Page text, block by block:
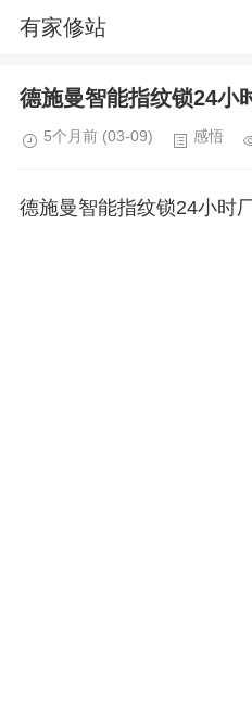
有家修站
德施曼智能指纹锁24小
5个月前 (03-09) 感悟
德施曼智能指纹锁24小时